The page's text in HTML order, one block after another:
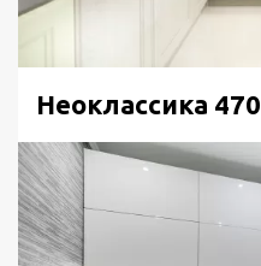
Неоклассика 470